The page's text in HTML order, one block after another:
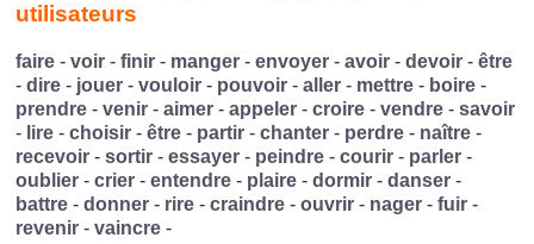
utilisateurs
faire -voir -finir - manger -envoyer -avoir -devoir -être
-dire - jouer -vouloir - pouvoir -aller - mettre - boire -
prendre -venir -aimer -appeler -croire -vendre -savoir
- lire -choisir -être - partir -chanter - perdre - naître -
recevoir -sortir -essayer - peindre -courir - parler -
oublier -crier -entendre - plaire -dormir -danser -
battre -donner - rire -craindre -ouvrir - nager -fuir -
revenir -vaincre -